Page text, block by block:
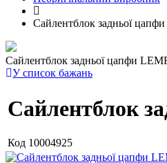
Сайлентблок задньої
Сайлентблок задньої цапфи
У список бажань
Сайлентблок
Код 10004925